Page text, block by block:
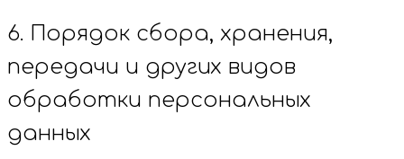
6. Порядок сбора, хранения,
передачи и других видов
обработки персональных
данных